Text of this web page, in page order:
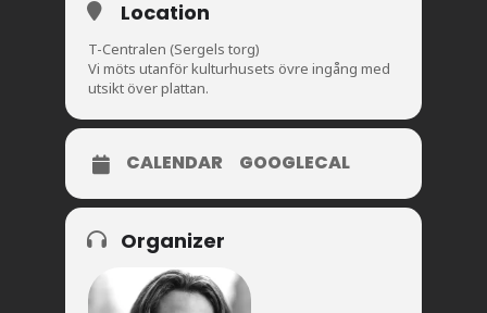
Location
T-Centralen (Sergels torg)
Vi möts utanför kulturhusets övre ingång med
utsikt över plattan.
CALENDAR GOOGLECAL
Organizer